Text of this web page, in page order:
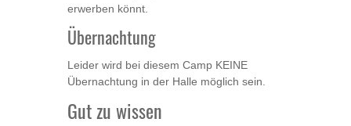
erwerben könnt.
Übernachtung
Leider wird bei diesem Camp KEINE
Übernachtung in der Halle möglich sein.
Gut zu wissen